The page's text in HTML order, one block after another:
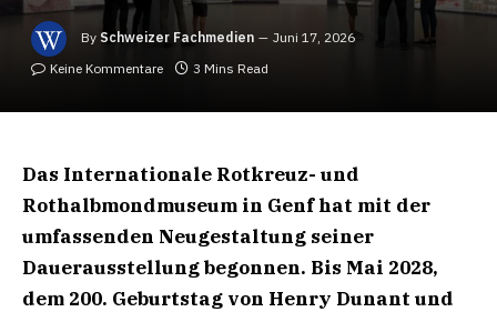
By Schweizer Fachmedien
Juni 17, 2026
Keine Kommentare
3 Mins Read
Das Internationale Rotkreuz- und
Rothalbmondmuseum in Genf hat mit der
umfassenden Neugestaltung seiner
Dauerausstellung begonnen. Bis Mai 2028,
dem 200. Geburtstag von Henry Dunant und